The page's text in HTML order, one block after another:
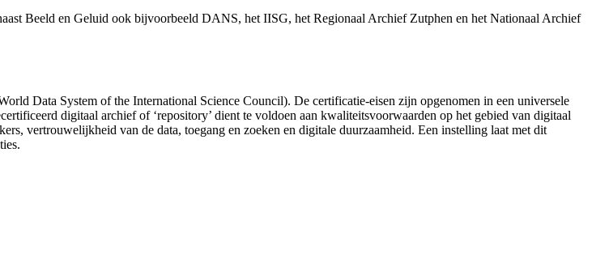
Beeld en Geluid ook bijvoorbeeld DANS, het IISG, het Regionaal Archief Zutphen en het Nationaal Archief
Data System of the International Science Council). De certificatie-eisen zijn opgenomen in een universele
digitaal archief of ‘repository’ dient te voldoen aan kwaliteitsvoorwaarden op het gebied van digitaal
vertrouwelijkheid van de data, toegang en zoeken en digitale duurzaamheid. Een instelling laat met dit